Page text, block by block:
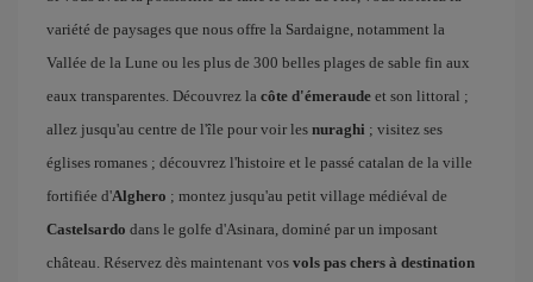
variété de paysages que nous offre la Sardaigne, notamment la
Vallée de la Lune ou les plus de 300 belles plages de sable fin aux
eaux transparentes. Découvrez la côte d'émeraude et son littoral ;
allez jusqu'au centre de l'île pour voir les nuraghi ; visitez ses
églises romanes ; découvrez l'histoire et le passé catalan de la ville
fortifiée d'Alghero ; montez jusqu'au petit village médiéval de
Castelsardo dans le golfe d'Asinara, dominé par un imposant
château. Réservez dès maintenant vos vols pas chers à destination